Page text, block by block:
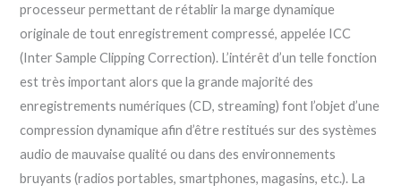
processeur permettant de rétablir la marge dynamique
originale de tout enregistrement compressé, appelée ICC
(Inter Sample Clipping Correction). L’intérêt d’un telle fonction
est très important alors que la grande majorité des
enregistrements numériques (CD, streaming) font l’objet d’une
compression dynamique afin d’être restitués sur des systèmes
audio de mauvaise qualité ou dans des environnements
bruyants (radios portables, smartphones, magasins, etc.). La